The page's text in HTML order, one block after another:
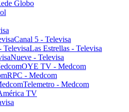
Globo
Canal 5 - Televisa
Las Estrellas - Televisa
Nueve - Televisa
OYE TV - Medcom
RPC - Medcom
Telemetro - Medcom
TV